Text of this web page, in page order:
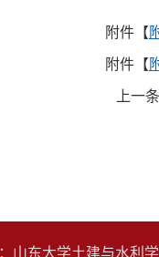
附件【
附件【
上一条
山东大学土建与水利